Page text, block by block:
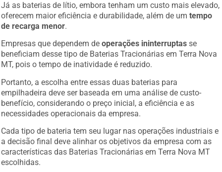
Já as baterias de lítio, embora tenham um custo mais elevado,
oferecem maior eficiência e durabilidade, além de umtempo
de recarga menor.
Empresas que dependem deoperações ininterruptas se
beneficiam desse tipo de Baterias Tracionárias em Terra Nova
MT, pois o tempo de inatividade é reduzido.
Portanto, a escolha entre essas duas baterias para
empilhadeira deve ser baseada em uma análise de custo-
benefício, considerando o preço inicial, a eficiência e as
necessidades operacionais da empresa.
Cada tipo de bateria tem seu lugar nas operações industriais e
a decisão final deve alinhar os objetivos da empresa com as
características das Baterias Tracionárias em Terra Nova MT
escolhidas.